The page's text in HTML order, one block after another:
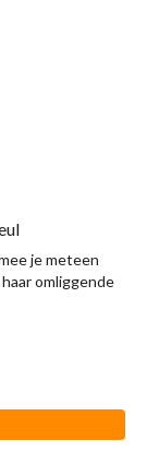
je meteen
omliggende